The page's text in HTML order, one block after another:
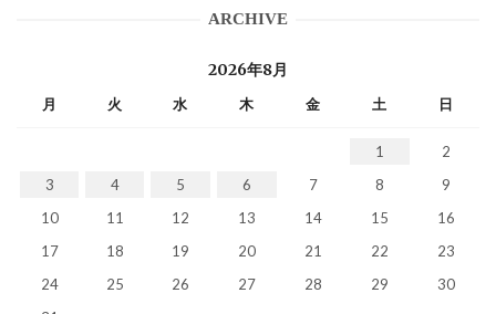
ARCHIVE
2026年8月
月 火 水 木 金 土 日
1
2
3
4 5 6 7 8
9
10
11 12 13 14 15
16
17
18 19 20 21 22
23
24
25 26 27 28 29
30